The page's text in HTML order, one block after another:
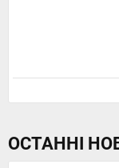
ОСТАННІ